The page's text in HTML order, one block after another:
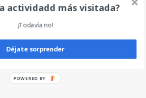
actividadd más visitada?
¡Todavía no!
Déjate sorprender
POWERED BY